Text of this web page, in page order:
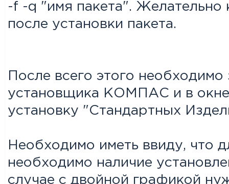
-f -q "имя пакета". Желательно
после установки пакета.
После всего этого необходимо
установщика КОМПАС и в окне
установку "Стандартных
Необходимо иметь ввиду, что
необходимо наличие
случае с двойной графикой